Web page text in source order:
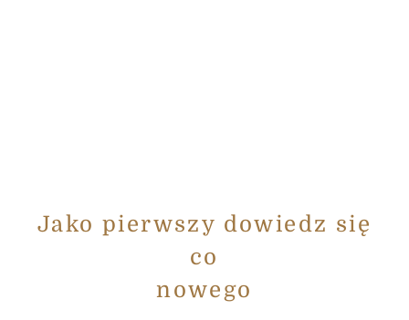
Jako pierwszy dowiedz się
co
nowego